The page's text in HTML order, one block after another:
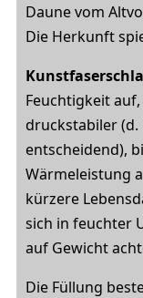
Daune vom
Die Herkunft
Feuchtigkeit
druckstabiler
entscheidend),
Wärmeleistung
kürzere
sich in feuchter
auf Gewicht
Die Füllung